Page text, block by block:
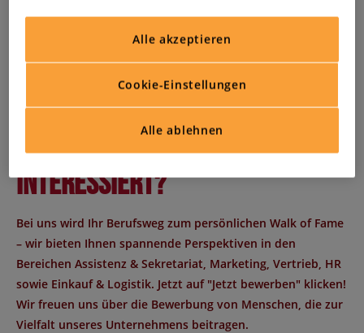
Sicherer Umgang mit MS Office (Word, Excel, Outlook)
Freundliches Auftreten und Kommunikationsstärke
Selbstständige und verantwortungsbewusste
Interessiert?
Bei uns wird Ihr Berufsweg zum persönlichen Walk of Fame
– wir bieten Ihnen spannende Perspektiven in den
Bereichen Assistenz & Sekretariat, Marketing, Vertrieb, HR
sowie Einkauf & Logistik. Jetzt auf "Jetzt bewerben" klicken!
Wir freuen uns über die Bewerbung von Menschen, die zur
Vielfalt unseres Unternehmens beitragen.
Cookie-Einstellungen
Alle ablehnen
Alle akzeptieren